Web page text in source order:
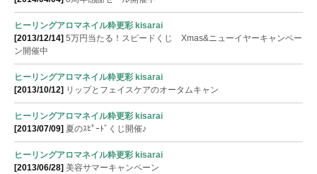
ヒーリングアロマネイル粋更彩 kisarai
[2013/12/14] 5万円当たる！スピードくじ Xmas&ニューイヤーキャンペー
ン開催中
ヒーリングアロマネイル粋更彩 kisarai
[2013/10/12] リップとフェイスケアのオータムキャン
ヒーリングアロマネイル粋更彩 kisarai
[2013/07/09] 夏のｽﾋﾟｰﾄﾞくじ開催♪
ヒーリングアロマネイル粋更彩 kisarai
[2013/06/28] 美容サマーキャンペーン